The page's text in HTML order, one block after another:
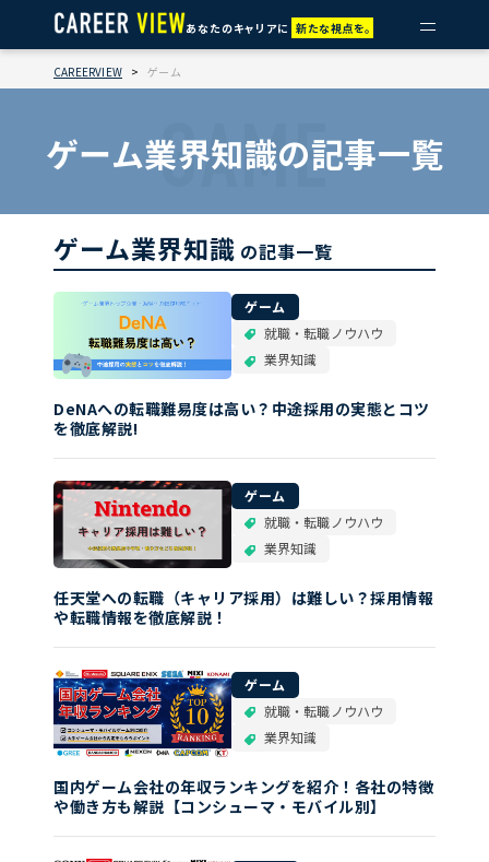
あなたのキャリアに 新たな視点を。
CAREERVIEW > ゲーム
ゲーム業界知識の記事一覧
GAME
ゲーム業界知識 の記事一覧
ゲーム
就職・転職ノウハウ
業界知識
DeNAへの転職難易度は高い？中途採用の実態とコツ
を徹底解説!
ゲーム
就職・転職ノウハウ
業界知識
任天堂への転職（キャリア採用）は難しい？採用情報
や転職情報を徹底解説！
ゲーム
就職・転職ノウハウ
業界知識
国内ゲーム会社の年収ランキングを紹介！各社の特徴
や働き方も解説【コンシューマ・モバイル別】